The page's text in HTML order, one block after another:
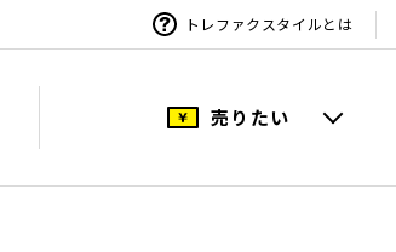
トレファクスタイルとは
売りたい